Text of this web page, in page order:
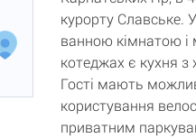
курорту Славське.
ванною кімнатою і
котеджах є кухня
Гості мають
користування
приватним